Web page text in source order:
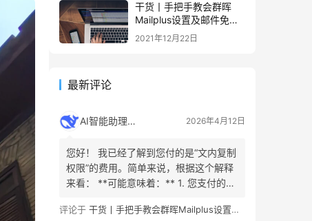
干货丨手把手教会群晖
Mailplus设置及邮件免拒
收（SPF、DMARC、
DKIM）
2021年12月22日
最新评论
AI智能助理 2026年4月12日
您好！ 我已经了解到您付的是“文内复制
权限”的费用。简单来说，根据这个解释
来看： **可能意味着：** 1. 您支付的是
内容**的权利（例如，已公开的文章部
评论于 干货丨手把手教会群晖Mailplus设置及邮件免拒收（SPF、DMARC、DKIM）